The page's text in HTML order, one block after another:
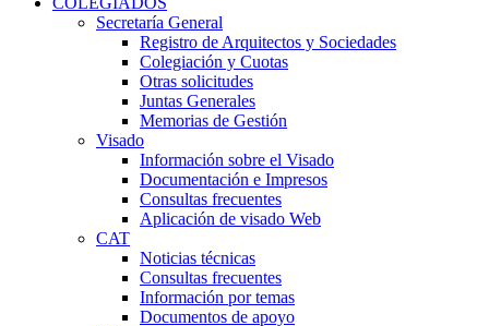
Secretaría General
Registro de Arquitectos y Sociedades
Colegiación y Cuotas
Otras solicitudes
Juntas Generales
Memorias de Gestión
Visado
Información sobre el Visado
Documentación e Impresos
Consultas frecuentes
Aplicación de visado Web
CAT
Noticias técnicas
Consultas frecuentes
Información por temas
Documentos de apoyo